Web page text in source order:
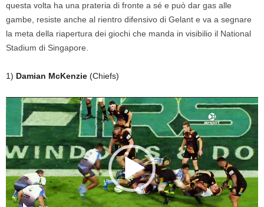
questa volta ha una prateria di fronte a sé e può dar gas alle
gambe, resiste anche al rientro difensivo di Gelant e va a segnare
la meta della riapertura dei giochi che manda in visibilio il National
Stadium di Singapore.
1) Damian McKenzie (Chiefs)
Video
Player